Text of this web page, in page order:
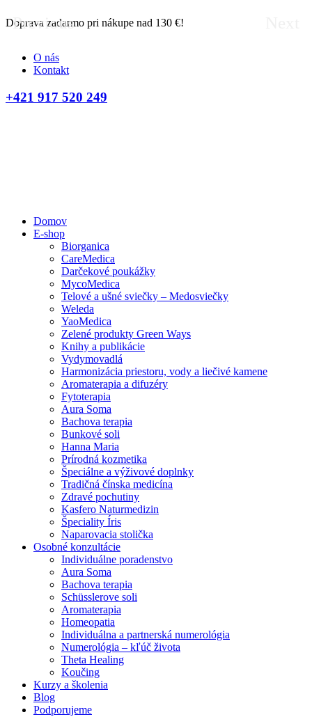
Doprava zadarmo pri nákupe nad 130 €!
Previous
O nás
Kontakt
+421 917 520 249
Domov
E-shop
Biorganica
CareMedica
Darčekové poukážky
MycoMedica
Telové a ušné sviečky – Medosviečky
Weleda
YaoMedica
Zelené produkty Green Ways
Knihy a publikácie
Vydymovadlá
Harmonizácia priestoru, vody a liečivé kamene
Aromaterapia a difuzéry
Fytoterapia
Aura Soma
Bachova terapia
Bunkové soli
Hanna Maria
Prírodná kozmetika
Špeciálne a výživové doplnky
Tradičná čínska medicína
Zdravé pochutiny
Kasfero Naturmedizin
Špeciality Íris
Naparovacia stolička
Osobné konzultácie
Individuálne poradenstvo
Aura Soma
Bachova terapia
Schüsslerove soli
Aromaterapia
Homeopatia
Individuálna a partnerská numerológia
Numerológia – kľúč života
Theta Healing
Koučing
Kurzy a školenia
Blog
Podporujeme